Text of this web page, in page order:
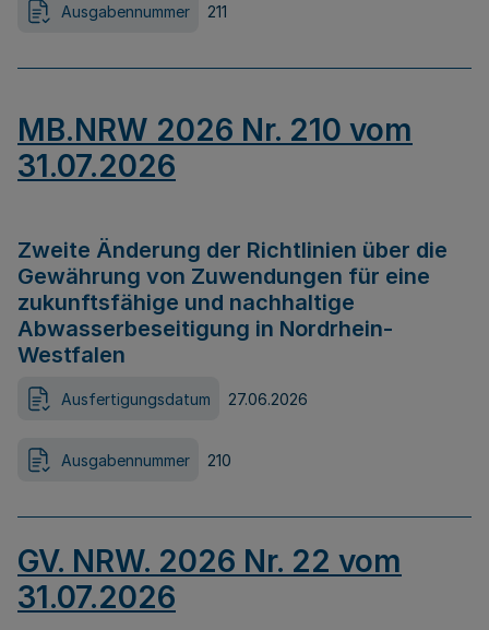
Ausgabennummer 211
MB.NRW 2026 Nr. 210 vom
31.07.2026
Zweite Änderung der Richtlinien über die
Gewährung von Zuwendungen für eine
zukunftsfähige und nachhaltige
Abwasserbeseitigung in Nordrhein-
Westfalen
Ausfertigungsdatum 27.06.2026
Ausgabennummer 210
GV. NRW. 2026 Nr. 22 vom
31.07.2026